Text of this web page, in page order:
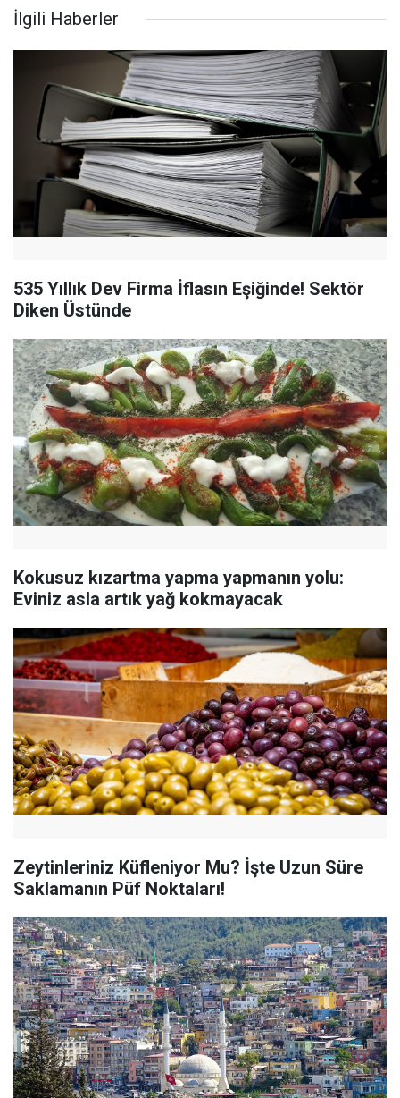
İlgili Haberler
535 Yıllık Dev Firma İflasın Eşiğinde! Sektör
Diken Üstünde
Kokusuz kızartma yapma yapmanın yolu:
Eviniz asla artık yağ kokmayacak
Zeytinleriniz Küfleniyor Mu? İşte Uzun Süre
Saklamanın Püf Noktaları!